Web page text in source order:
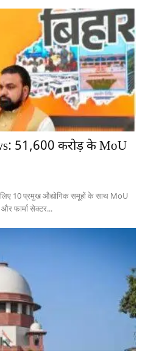
51,600 करोड़ के MoU
10 प्रमुख औद्योगिक समूहों के साथ MoU
फार्मा सेक्टर...